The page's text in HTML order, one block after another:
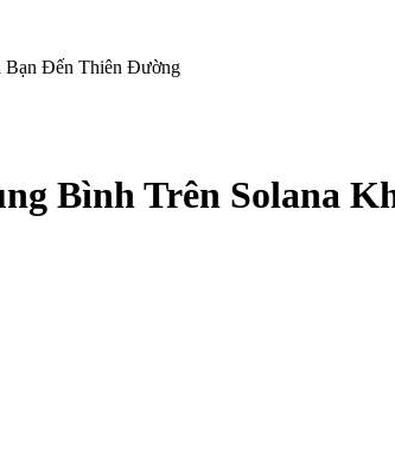
Bạn Đến Thiên Đường
Bình Trên Solana